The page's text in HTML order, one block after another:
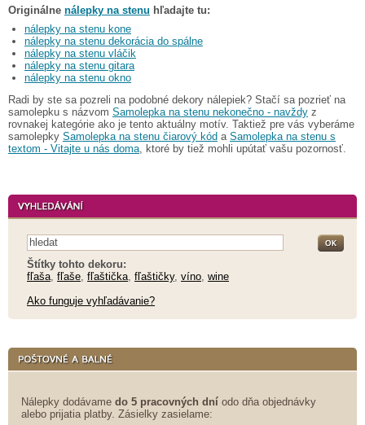
Originálne nálepky na stenu hľadajte tu:
nálepky na stenu kone
nálepky na stenu dekorácia do spálne
nálepky na stenu vláčik
nálepky na stenu gitara
nálepky na stenu okno
Radi by ste sa pozreli na podobné dekory nálepiek? Stačí sa pozrieť na
samolepku s názvom Samolepka na stenu nekonečno - navždy z
rovnakej kategórie ako je tento aktuálny motív. Taktiež pre vás vyberáme
samolepky Samolepka na stenu čiarový kód a Samolepka na stenu s
textom - Vitajte u nás doma, ktoré by tiež mohli upútať vašu pozornosť.
Štítky tohto dekoru:
fľaša, fľaše, fľaštička, fľaštičky, víno, wine
Ako funguje vyhľadávanie?
Nálepky dodávame do 5 pracovných dní odo dňa objednávky
alebo prijatia platby. Zásielky zasielame: